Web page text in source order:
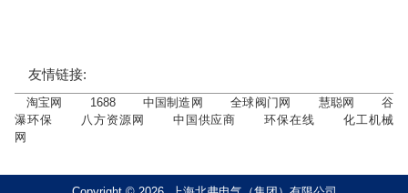
友情链接:
淘宝网 1688 中国制造网 全球阀门网 慧聪网
谷
瀑环保
八方资源网 中国供应商 环保在线
化工机械
网